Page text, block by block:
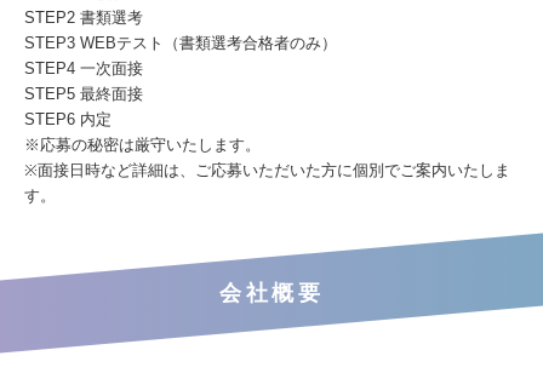
STEP2 書類選考
STEP3 WEBテスト（書類選考合格者のみ）
STEP4 一次面接
STEP5 最終面接
STEP6 内定
※応募の秘密は厳守いたします。
※面接日時など詳細は、ご応募いただいた方に個別でご案内いたしま
す。
会社概要